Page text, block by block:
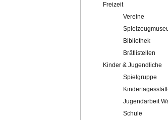
Freizeit
Vereine
Bibliothek
Brätlistellen
Kinder & Jugendliche
Spielgruppe
Jugendarbeit
Schule